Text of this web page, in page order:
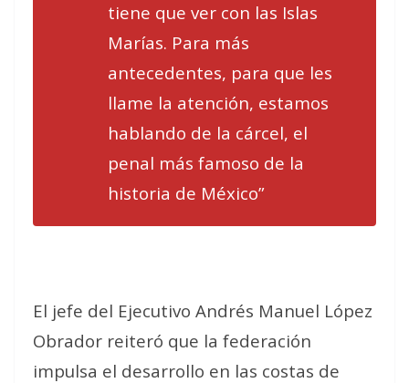
tiene que ver con las Islas
Marías. Para más
antecedentes, para que les
llame la atención, estamos
hablando de la cárcel, el
penal más famoso de la
historia de México”
El jefe del Ejecutivo Andrés Manuel López
Obrador reiteró que la federación
impulsa el desarrollo en las costas de